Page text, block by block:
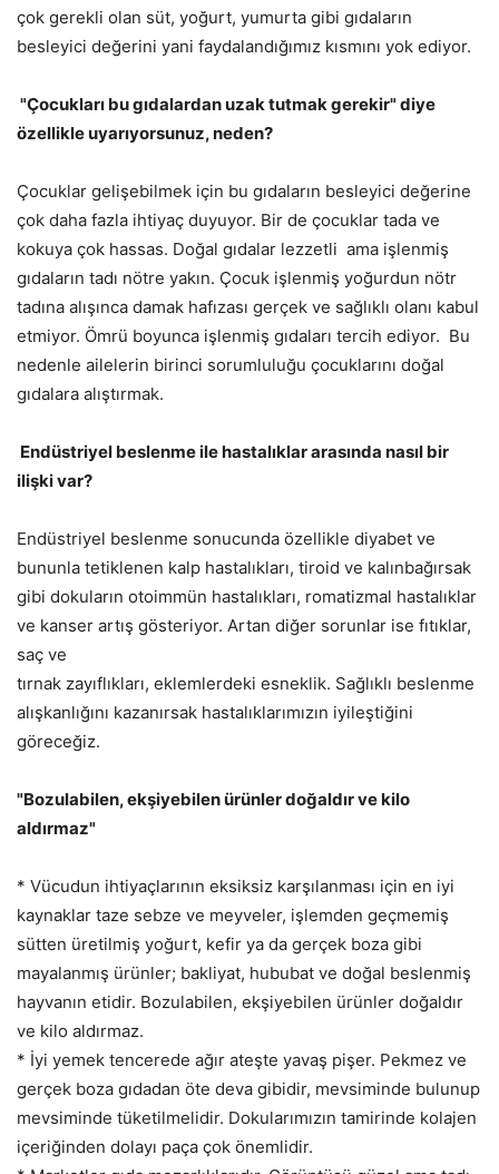
çok gerekli olan süt, yoğurt, yumurta gibi gıdaların
besleyici değerini yani faydalandığımız kısmını yok ediyor.
"Çocukları bu gıdalardan uzak tutmak gerekir" diye
özellikle uyarıyorsunuz, neden?
Çocuklar gelişebilmek için bu gıdaların besleyici değerine
çok daha fazla ihtiyaç duyuyor. Bir de çocuklar tada ve
kokuya çok hassas. Doğal gıdalar lezzetli ama işlenmiş
gıdaların tadı nötre yakın. Çocuk işlenmiş yoğurdun nötr
tadına alışınca damak hafızası gerçek ve sağlıklı olanı kabul
etmiyor. Ömrü boyunca işlenmiş gıdaları tercih ediyor. Bu
nedenle ailelerin birinci sorumluluğu çocuklarını doğal
gıdalara alıştırmak.
Endüstriyel beslenme ile hastalıklar arasında nasıl bir
ilişki var?
Endüstriyel beslenme sonucunda özellikle diyabet ve
bununla tetiklenen kalp hastalıkları, tiroid ve kalınbağırsak
gibi dokuların otoimmün hastalıkları, romatizmal hastalıklar
ve kanser artış gösteriyor. Artan diğer sorunlar ise fıtıklar,
saç ve
tırnak zayıflıkları, eklemlerdeki esneklik. Sağlıklı beslenme
alışkanlığını kazanırsak hastalıklarımızın iyileştiğini
göreceğiz.
"Bozulabilen, ekşiyebilen ürünler doğaldır ve kilo
aldırmaz"
* Vücudun ihtiyaçlarının eksiksiz karşılanması için en iyi
kaynaklar taze sebze ve meyveler, işlemden geçmemiş
sütten üretilmiş yoğurt, kefir ya da gerçek boza gibi
mayalanmış ürünler; bakliyat, hububat ve doğal beslenmiş
hayvanın etidir. Bozulabilen, ekşiyebilen ürünler doğaldır
ve kilo aldırmaz.
* İyi yemek tencerede ağır ateşte yavaş pişer. Pekmez ve
gerçek boza gıdadan öte deva gibidir, mevsiminde bulunup
mevsiminde tüketilmelidir. Dokularımızın tamirinde kolajen
içeriğinden dolayı paça çok önemlidir.